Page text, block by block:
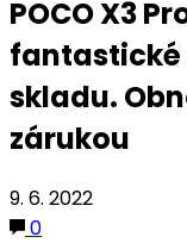
POCO X3
fantastické
skladu.
zárukou
9. 6. 2022
0